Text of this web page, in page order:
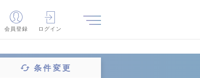
会員登録 ログイン
条件変更